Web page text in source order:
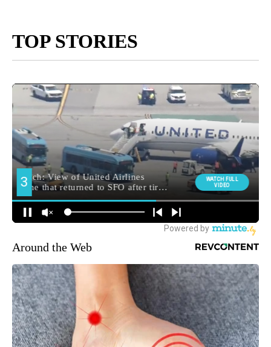
TOP STORIES
Around the Web